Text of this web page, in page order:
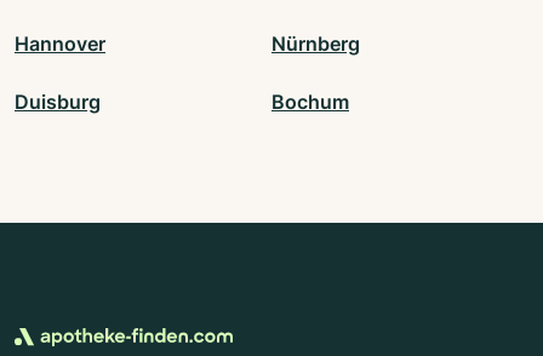
Hannover Nürnberg
Duisburg Bochum